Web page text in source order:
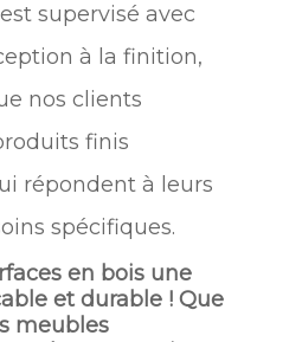
supervisé avec
à la finition,
nos clients
finis
répondent à leurs
spécifiques.
en bois une
et durable ! Que
meubles